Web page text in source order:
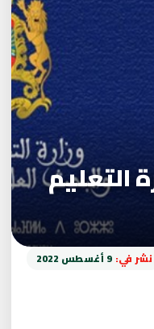
التعليم
نشر في: 9 أغسطس 2022